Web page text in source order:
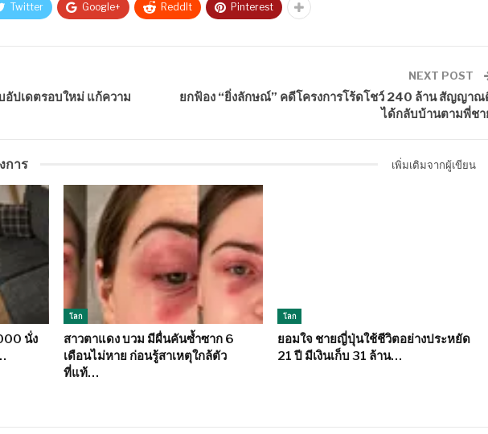
Twitter Google+ ReddIt Pinterest
ปเดตรอบใหม่ แก้ความ
NEXT POST
ยกฟ้อง “ยิ่งลักษณ์” คดีโครงการโร้ดโชว์ 240 ล้าน สัญญาณ
ได้กลับบ้านตามพี่ชา
การ เพิ่มเติมจากผู้เขียน
นั่ง
โลก
สาวตาแดง บวม มีผื่นคันซ้ำซาก 6
เดือนไม่หาย ก่อนรู้สาเหตุใกล้ตัว
ที่แท้…
โลก
ยอมใจ ชายญี่ปุ่นใช้ชีวิตอย่างประหยัด
21 ปี มีเงินเก็บ 31 ล้าน…